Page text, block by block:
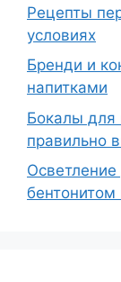
Рецепты
условиях
Бренди и
напитками
Бокалы для
правильно